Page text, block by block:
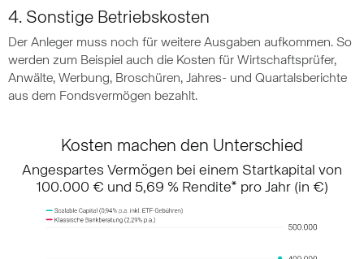
4. Sonstige Betriebskosten
Der Anleger muss noch für weitere Ausgaben aufkommen. So
werden zum Beispiel auch die Kosten für Wirtschaftsprüfer,
Anwälte, Werbung, Broschüren, Jahres- und Quartalsberichte
aus dem Fondsvermögen bezahlt.
Kosten machen den Unterschied
Angespartes Vermögen bei einem Startkapital von
100.000 € und 5,69 % Rendite* pro Jahr (in €)